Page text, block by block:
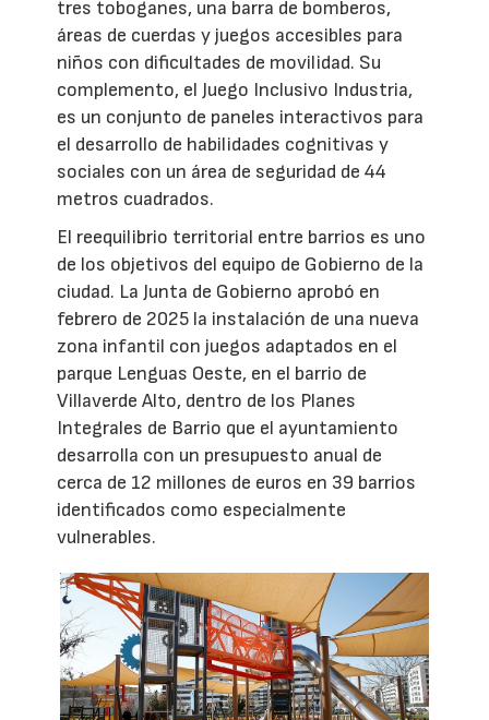
tres toboganes, una barra de bomberos,
áreas de cuerdas y juegos accesibles para
niños con dificultades de movilidad. Su
complemento, el Juego Inclusivo Industria,
es un conjunto de paneles interactivos para
el desarrollo de habilidades cognitivas y
sociales con un área de seguridad de 44
metros cuadrados.
El reequilibrio territorial entre barrios es uno
de los objetivos del equipo de Gobierno de la
ciudad. La Junta de Gobierno aprobó en
febrero de 2025 la instalación de una nueva
zona infantil con juegos adaptados en el
parque Lenguas Oeste, en el barrio de
Villaverde Alto, dentro de los Planes
Integrales de Barrio que el ayuntamiento
desarrolla con un presupuesto anual de
cerca de 12 millones de euros en 39 barrios
identificados como especialmente
vulnerables.